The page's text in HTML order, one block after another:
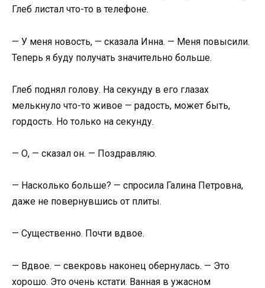
Глеб листал что-то в телефоне.
— У меня новость, — сказала Инна. — Меня повысили.
Теперь я буду получать значительно больше.
Глеб поднял голову. На секунду в его глазах
мелькнуло что-то живое — радость, может быть,
гордость. Но только на секунду.
— О, — сказал он. — Поздравляю.
— Насколько больше? — спросила Галина Петровна,
даже не повернувшись от плиты.
— Существенно. Почти вдвое.
— Вдвое. — свекровь наконец обернулась. — Это
хорошо. Это очень кстати. Ванная в ужасном